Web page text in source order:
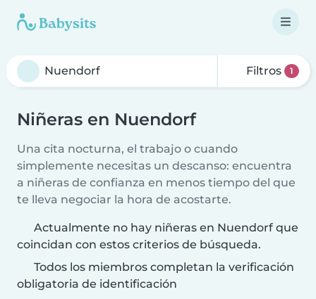
Filtros 1
Niñeras en Nuendorf
Una cita nocturna, el trabajo o cuando
simplemente necesitas un descanso: encuentra
a niñeras de confianza en menos tiempo del que
te lleva negociar la hora de acostarte.
Actualmente no hay niñeras en Nuendorf que
coincidan con estos criterios de búsqueda.
Todos los miembros completan la verificación
obligatoria de identificación